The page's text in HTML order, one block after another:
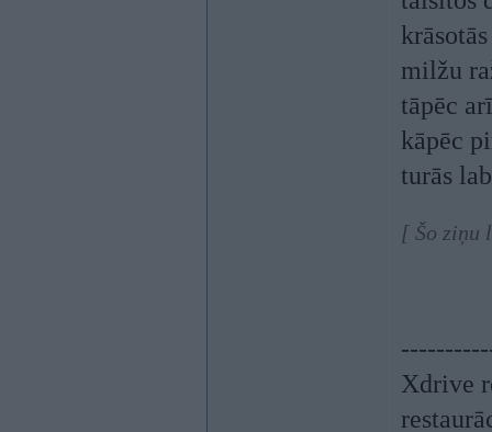
milžu
tāpēc
kāpēc
turās
[ Šo ziņu
Xdrive